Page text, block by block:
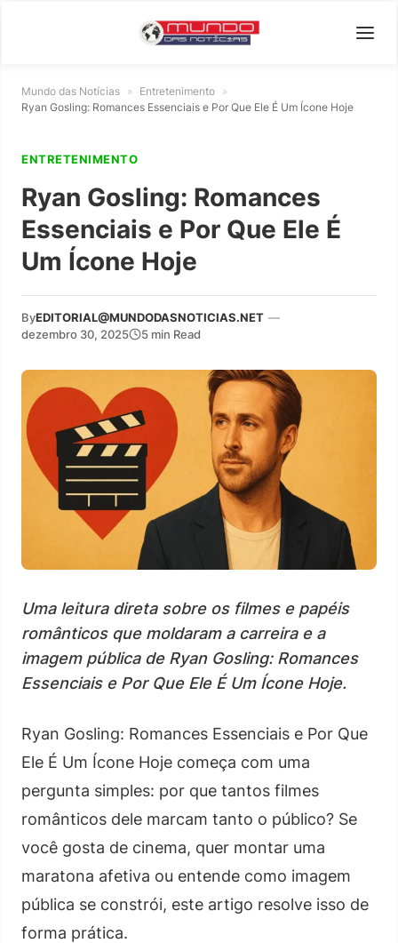
Mundo das Notícias » Entretenimento »
Ryan Gosling: Romances Essenciais e Por Que Ele É Um Ícone Hoje
ENTRETENIMENTO
Ryan Gosling: Romances
Essenciais e Por Que Ele É
Um Ícone Hoje
ByEDITORIAL@MUNDODASNOTICIAS.NET —
dezembro 30, 2025
5 min Read
Uma leitura direta sobre os filmes e papéis
românticos que moldaram a carreira e a
imagem pública de Ryan Gosling: Romances
Essenciais e Por Que Ele É Um Ícone Hoje.
Ryan Gosling: Romances Essenciais e Por Que
Ele É Um Ícone Hoje começa com uma
pergunta simples: por que tantos filmes
românticos dele marcam tanto o público? Se
você gosta de cinema, quer montar uma
maratona afetiva ou entende como imagem
pública se constrói, este artigo resolve isso de
forma prática.